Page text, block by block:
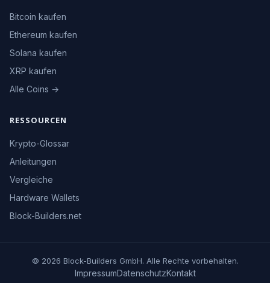
Bitcoin kaufen
Ethereum kaufen
Solana kaufen
XRP kaufen
Alle Coins →
RESSOURCEN
Krypto-Glossar
Anleitungen
Vergleiche
Hardware Wallets
Block-Builders.net
© 2026 Block-Builders GmbH. Alle Rechte vorbehalten.
ImpressumDatenschutzKontakt